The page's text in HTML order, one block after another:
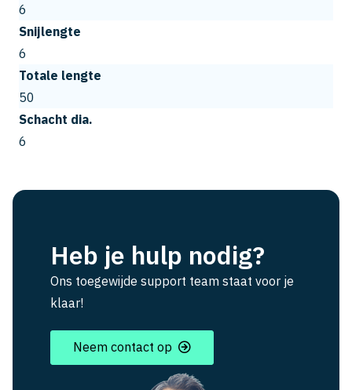
6
Snijlengte
6
Totale lengte
50
Schacht dia.
6
Heb je hulp nodig?
Ons toegewijde support team staat voor je
klaar!
Neem contact op